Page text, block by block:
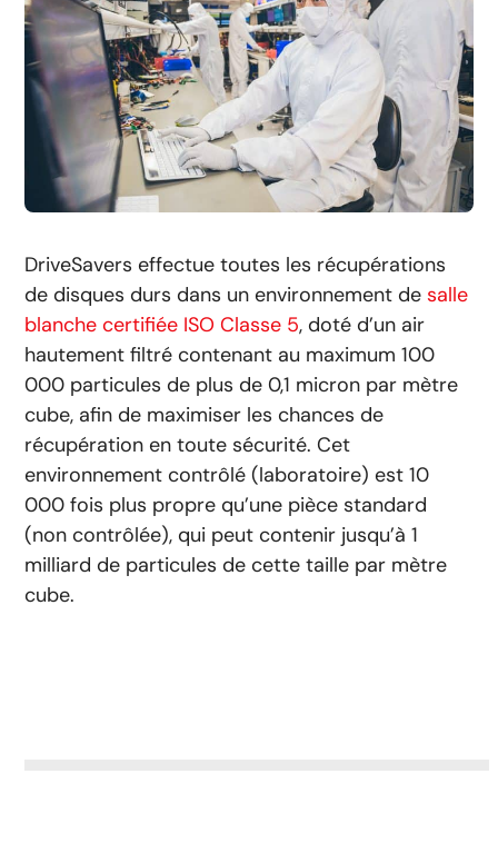
DriveSavers effectue toutes les récupérations
de disques durs dans un environnement desalle
blanche certifiée ISO Classe 5, doté d’un air
hautement filtré contenant au maximum 100
000 particules de plus de 0,1 micron par mètre
cube, afin de maximiser les chances de
récupération en toute sécurité. Cet
environnement contrôlé (laboratoire) est 10
000 fois plus propre qu’une pièce standard
(non contrôlée), qui peut contenir jusqu’à 1
milliard de particules de cette taille par mètre
cube.